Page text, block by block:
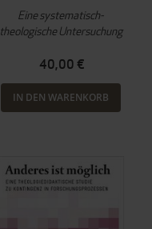
Eine systematisch-
theologische Untersuchung
40,00 €
IN DEN WARENKORB